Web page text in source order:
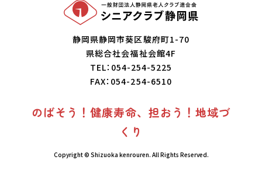
静岡県静岡市葵区駿府町1-70
県総合社会福祉会館4F
TEL：054-254-5225
FAX：054-254-6510
のばそう！健康寿命、担おう！地域づ
くり
Copyright © Shizuoka kenrouren. All Rights Reserved.